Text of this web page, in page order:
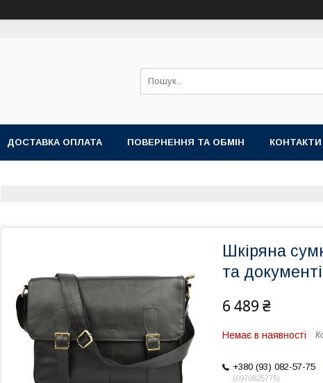
ДОСТАВКА ОПЛАТА ПОВЕРНЕННЯ ТА ОБМІН КОНТАКТИ
Шкіряна
та
6 489 ₴
Немає в наявності
+380 (93) 082-57-75
0970825775